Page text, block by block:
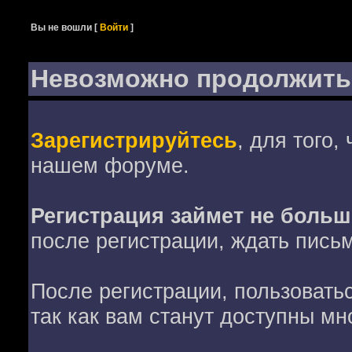
Вы не вошли [Войти ]
Невозможно продолжить
Зарегистрируйтесь, для того,
нашем форуме.
Регистрация займет не
после регистрации, ждать
После регистрации,
так как вам станут доступны